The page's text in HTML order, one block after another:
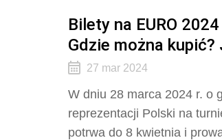
Bilety na EURO
Gdzie można kupić?
27 mar 2024
W dniu 28 marca 2024 r. o
reprezentacji Polski na
potrwa do 8 kwietnia i